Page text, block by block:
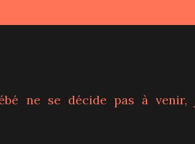
ne se décide pas à venir,